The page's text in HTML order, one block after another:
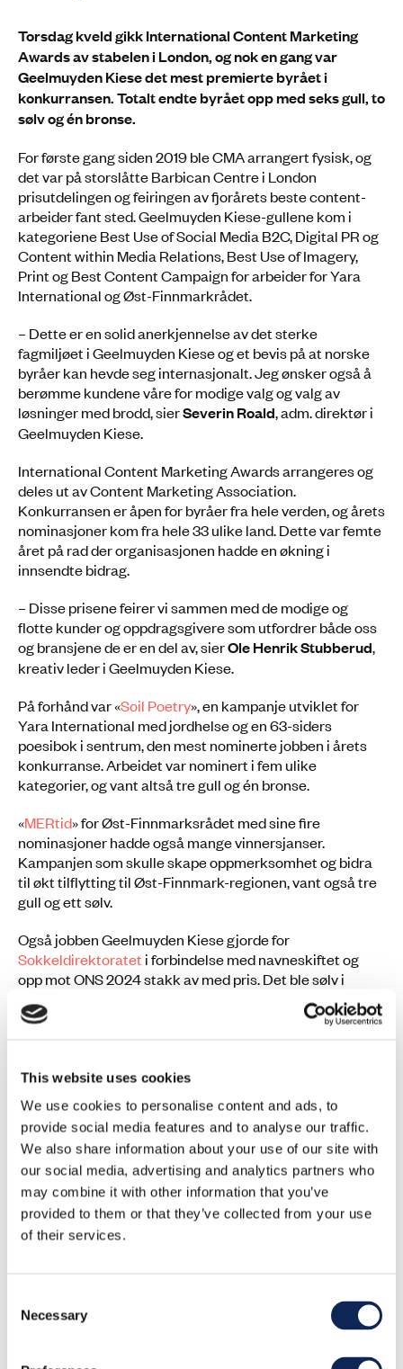
This website uses cookies
We use cookies to personalise content and ads, to
provide social media features and to analyse our traffic.
We also share information about your use of our site with
our social media, advertising and analytics partners who
may combine it with other information that you’ve
provided to them or that they’ve collected from your use
of their services.
Selection
Necessary
Torsdag kveld gikk International Content Marketing
Awards av stabelen i London, og nok en gang var
Geelmuyden Kiese det mest premierte byrået i
konkurransen. Totalt endte byrået opp med seks gull, to
sølv og én bronse.
For første gang siden 2019 ble CMA arrangert fysisk, og
det var på storslåtte Barbican Centre i London
prisutdelingen og feiringen av fjorårets beste content-
arbeider fant sted. Geelmuyden Kiese-gullene kom i
kategoriene Best Use of Social Media B2C, Digital PR og
Content within Media Relations, Best Use of Imagery,
Print og Best Content Campaign for arbeider for Yara
International og Øst-Finnmarkrådet.
– Dette er en solid anerkjennelse av det sterke
fagmiljøet i Geelmuyden Kiese og et bevis på at norske
byråer kan hevde seg internasjonalt. Jeg ønsker også å
berømme kundene våre for modige valg og valg av
løsninger med brodd, sierSeverin Roald, adm. direktør i
Geelmuyden Kiese.
International Content Marketing Awards arrangeres og
deles ut av Content Marketing Association.
Konkurransen er åpen for byråer fra hele verden, og årets
nominasjoner kom fra hele 33 ulike land. Dette var femte
året på rad der organisasjonen hadde en økning i
innsendte bidrag.
– Disse prisene feirer vi sammen med de modige og
flotte kunder og oppdragsgivere som utfordrer både oss
og bransjene de er en del av, sierOle Henrik Stubberud,
kreativ leder i Geelmuyden Kiese.
På forhånd var «Soil Poetry», en kampanje utviklet for
Yara International med jordhelse og en 63-siders
poesibok i sentrum, den mest nominerte jobben i årets
konkurranse. Arbeidet var nominert i fem ulike
kategorier, og vant altså tre gull og én bronse.
«MERtid» for Øst-Finnmarksrådet med sine fire
nominasjoner hadde også mange vinnersjanser.
Kampanjen som skulle skape oppmerksomhet og bidra
til økt tilflytting til Øst-Finnmark-regionen, vant også tre
gull og ett sølv.
Også jobben Geelmuyden Kiese gjorde for
Sokkeldirektoratet i forbindelse med navneskiftet og
opp mot ONS 2024 stakk av med pris. Det ble sølv i